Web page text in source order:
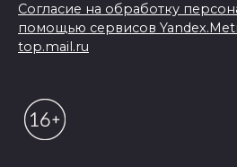
Согласие на обработку
помощью сервисов
top.mail.ru